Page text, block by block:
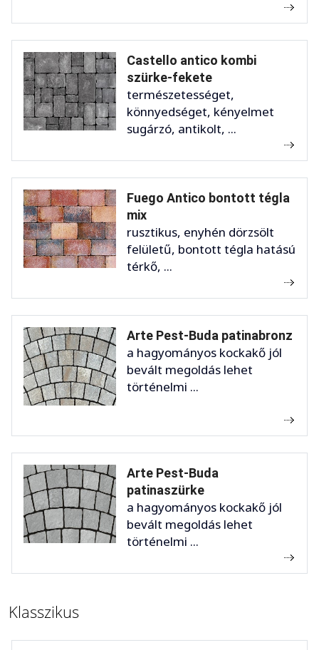
Castello antico kombi
szürke-fekete
természetességet,
könnyedséget, kényelmet
sugárzó, antikolt, ...
Fuego Antico bontott tégla
mix
rusztikus, enyhén dörzsölt
felületű, bontott tégla hatású
térkő, ...
Arte Pest-Buda patinabronz
a hagyományos kockakő jól
bevált megoldás lehet
történelmi ...
Arte Pest-Buda
patinaszürke
a hagyományos kockakő jól
bevált megoldás lehet
történelmi ...
Klasszikus